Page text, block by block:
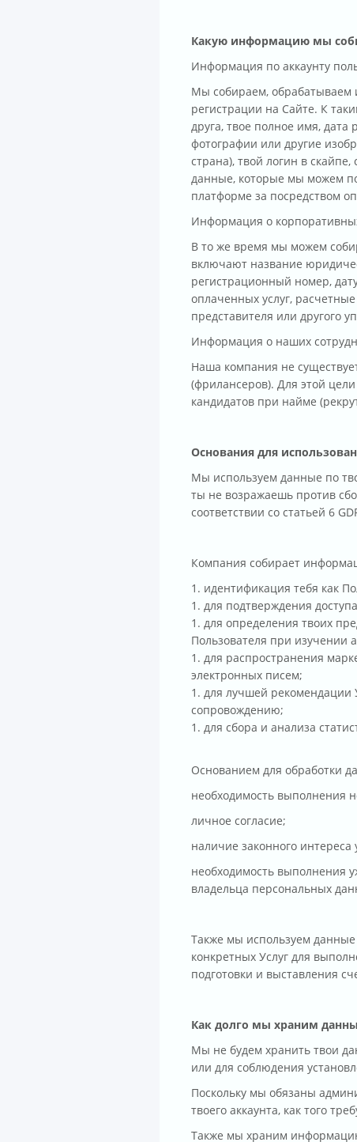
Какую информацию мы
Информация по аккаунту
Мы собираем, обрабатываем
регистрации на Сайте. К
друга, твое полное имя,
фотографии или другие
страна), твой логин в
данные, которые мы можем
платформе за посредством
Информация о
В то же время мы можем
включают название
регистрационный номер,
оплаченных услуг,
представителя или другого
Информация о наших
Наша компания не
(фрилансеров). Для этой
кандидатов при найме
Основания для
Мы используем данные по
ты не возражаешь против
соответствии со статьей 6
Компания собирает
идентификация тебя как
для подтверждения
для определения твоих
Пользователя при изучении
для распространения
электронных писем;
для лучшей рекомендации
сопровождению;
для сбора и анализа
Основанием для обработки
необходимость выполнения
личное согласие;
наличие законного
необходимость выполнения
владельца персональных
Также мы используем
конкретных Услуг для
подготовки и выставления
Как долго мы храним
Мы не будем хранить твои
или для соблюдения
Поскольку мы обязаны
твоего аккаунта, как того
Также мы храним